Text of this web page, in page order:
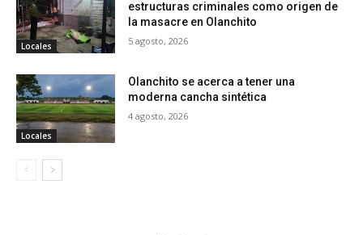
Locales
estructuras criminales como origen de
la masacre en Olanchito
5 agosto, 2026
Locales
Olanchito se acerca a tener una
moderna cancha sintética
4 agosto, 2026